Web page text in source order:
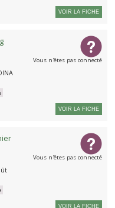
VOIR LA FICHE
Vous n'êtes pas connecté
VOIR LA FICHE
Vous n'êtes pas connecté
VOIR LA FICHE